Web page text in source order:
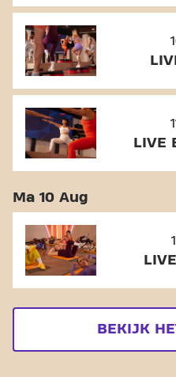
LIVE
Ma 10 Aug
BEKIJK